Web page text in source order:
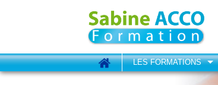
LES FORMATIONS